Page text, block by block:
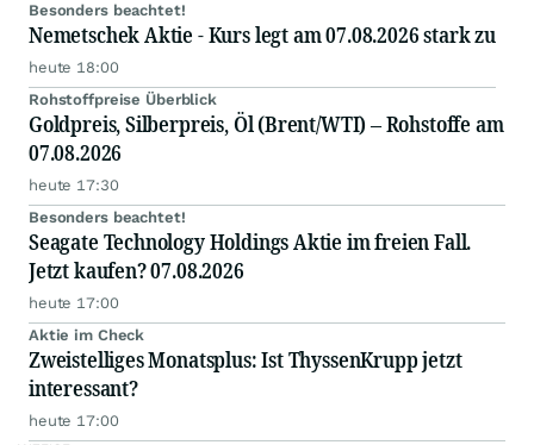
Besonders beachtet!
Nemetschek Aktie - Kurs legt am 07.08.2026 stark zu
heute 18:00
Rohstoffpreise Überblick
Goldpreis, Silberpreis, Öl (Brent/WTI) – Rohstoffe am
07.08.2026
heute 17:30
Besonders beachtet!
Seagate Technology Holdings Aktie im freien Fall.
Jetzt kaufen? 07.08.2026
heute 17:00
Aktie im Check
Zweistelliges Monatsplus: Ist ThyssenKrupp jetzt
interessant?
heute 17:00